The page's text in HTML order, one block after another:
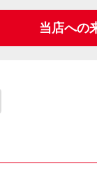
当店への